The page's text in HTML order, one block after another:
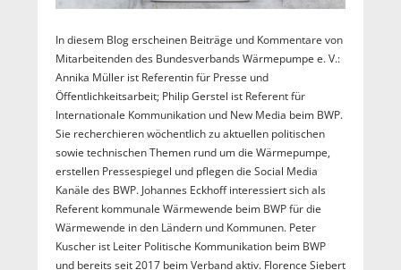
In diesem Blog erscheinen Beiträge und Kommentare von
Mitarbeitenden des Bundesverbands Wärmepumpe e. V.:
Annika Müller ist Referentin für Presse und
Öffentlichkeitsarbeit; Philip Gerstel ist Referent für
Internationale Kommunikation und New Media beim BWP.
Sie recherchieren wöchentlich zu aktuellen politischen
sowie technischen Themen rund um die Wärmepumpe,
erstellen Pressespiegel und pflegen die Social Media
Kanäle des BWP. Johannes Eckhoff interessiert sich als
Referent kommunale Wärmewende beim BWP für die
Wärmewende in den Ländern und Kommunen. Peter
Kuscher ist Leiter Politische Kommunikation beim BWP
und bereits seit 2017 beim Verband aktiv. Florence Siebert